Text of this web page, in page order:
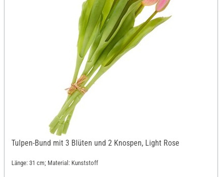
Tulpen-Bund mit 3 Blüten und 2 Knospen, Light Rose
Länge: 31 cm; Material: Kunststoff